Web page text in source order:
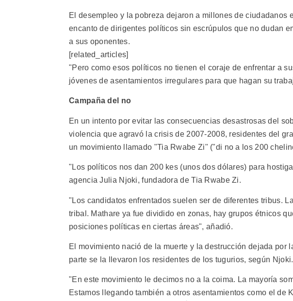
El desempleo y la pobreza dejaron a millones de ciudadanos
encanto de dirigentes políticos sin escrúpulos que no dudan
a sus oponentes.
[related_articles]
"Pero como esos políticos no tienen el coraje de enfrentar a
jóvenes de asentamientos irregulares para que hagan su
Campaña del no
En un intento por evitar las consecuencias desastrosas del
violencia que agravó la crisis de 2007-2008, residentes del
un movimiento llamado "Tia Rwabe Zi" ("di no a los 200
"Los políticos nos dan 200 kes (unos dos dólares) para
agencia Julia Njoki, fundadora de Tia Rwabe Zi.
"Los candidatos enfrentados suelen ser de diferentes tribus.
tribal. Mathare ya fue dividido en zonas, hay grupos étnicos
posiciones políticas en ciertas áreas", añadió.
El movimiento nació de la muerte y la destrucción dejada por
parte se la llevaron los residentes de los tugurios, según Njoki.
"En este movimiento le decimos no a la coima. La mayoría
Estamos llegando también a otros asentamientos como el de